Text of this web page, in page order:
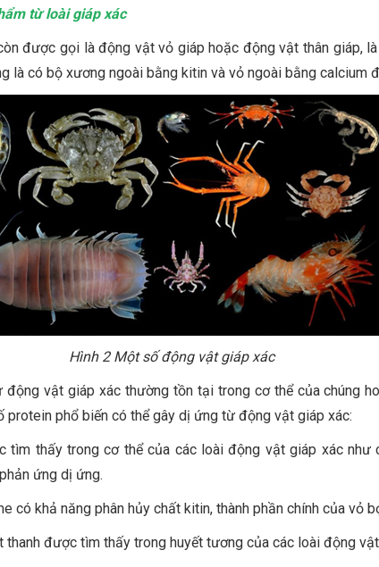
từ loài giáp xác
được gọi là động vật vỏ giáp hoặc động vật thân giáp,
là có bộ xương ngoài bằng kitin và vỏ ngoài bằng calcium
Hình 2 Một số động vật giáp xác
vật giáp xác thường tồn tại trong cơ thể của chúng
phổ biến có thể gây dị ứng từ động vật giáp xác:
thấy trong cơ thể của các loài động vật giáp xác như
ứng dị ứng.
có khả năng phân hủy chất kitin, thành phần chính của vỏ
được tìm thấy trong huyết tương của các loài động